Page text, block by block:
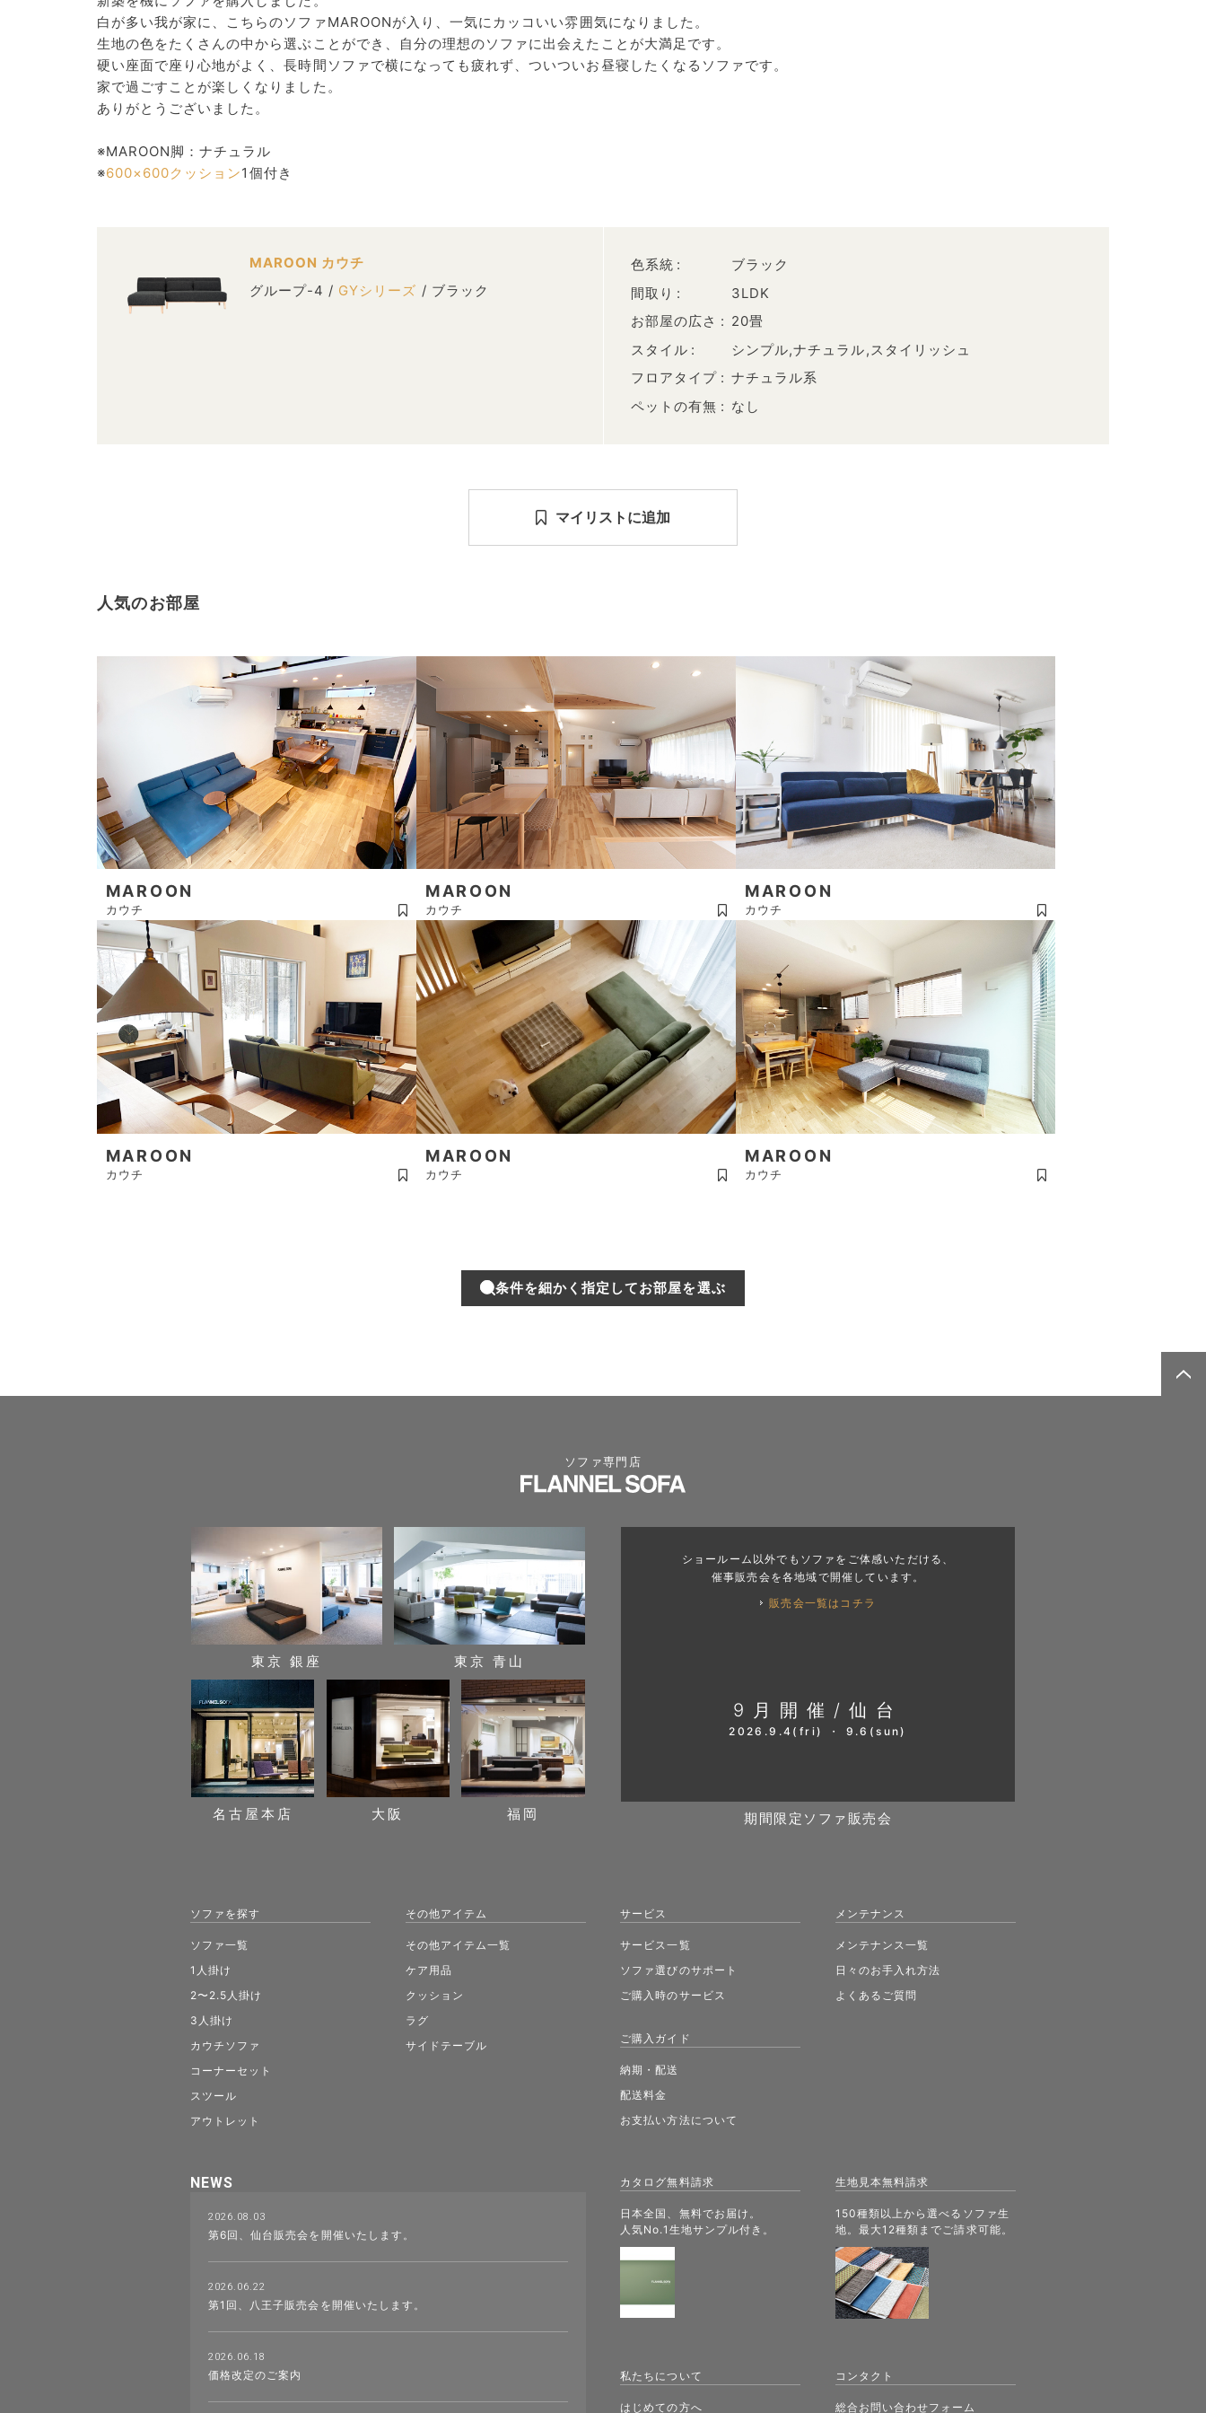
白が多い我が家に、こちらのソファMAROONが入り、一気にカッコいい雰囲気になりました。
生地の色をたくさんの中から選ぶことができ、自分の理想のソファに出会えたことが大満足です。
硬い座面で座り心地がよく、長時間ソファで横になっても疲れず、ついついお昼寝したくなるソファです。
家で過ごすことが楽しくなりました。
ありがとうございました。
※MAROON脚：ナチュラル
※600×600クッション1個付き
MAROON カウチ
グループ-4 / GYシリーズ / ブラック
色系統
ブラック
間取り
3LDK
お部屋の広さ
20畳
スタイル
シンプル,ナチュラル,スタイリッシュ
フロアタイプ
ナチュラル系
ペットの有無
なし
マイリストに追加
人気のお部屋
MAROON
カウチ
MAROON
カウチ
MAROON
カウチ
MAROON
カウチ
MAROON
カウチ
MAROON
カウチ
条件を細かく指定してお部屋を選ぶ
ソファ専門店
カタログ無料請求
日本全国、無料でお届け。
人気No.1生地サンプル付き。
生地見本無料請求
150種類以上から選べるソファ生
地。最大12種類までご請求可能。
東京 銀座 東京 青山
名古屋本店 大阪 福岡
ショールーム以外でもソファをご体感いただける、
催事販売会を各地域で開催しています。
販売会一覧はコチラ
9月開催/仙台
2026.9.4(fri) ・ 9.6(sun)
期間限定ソファ販売会
ソファを探す
ソファ一覧
1人掛け
2〜2.5人掛け
3人掛け
カウチソファ
コーナーセット
スツール
アウトレット
その他アイテム
その他アイテム一覧
ケア用品
クッション
ラグ
サイドテーブル
サービス
サービス一覧
ソファ選びのサポート
ご購入時のサービス
ご購入ガイド
納期・配送
配送料金
お支払い方法について
メンテナンス
メンテナンス一覧
日々のお手入れ方法
よくあるご質問
NEWS
2026.08.03
第6回、仙台販売会を開催いたします。
2026.06.22
第1回、八王子販売会を開催いたします。
2026.06.18
価格改定のご案内 私たちについて
はじめての方へ
コンタクト
総合お問い合わせフォーム